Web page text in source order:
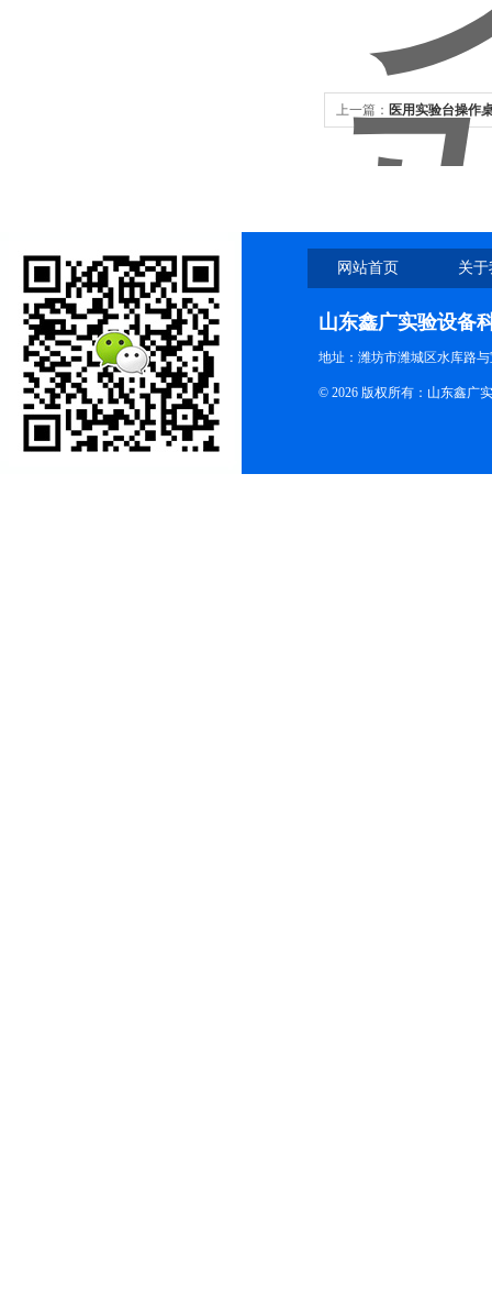
上一篇： 医用实验台操作
网站首页 关
山东鑫广实验设备
地址：潍坊市潍城区水库路
© 2026 版权所有：山东鑫广